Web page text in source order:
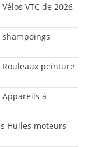
VTC de 2026
peinture
à
Huiles moteurs